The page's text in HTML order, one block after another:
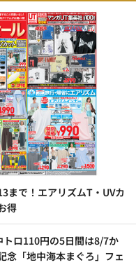
まで！エアリズムT・UVカ
得
トロ110円の5日間は8/7か
念「地中海本まぐろ」フェ